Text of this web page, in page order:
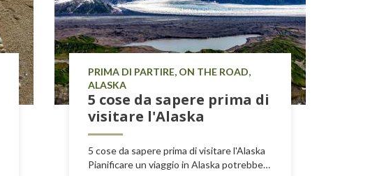
PRIMA DI PARTIRE, ON THE ROAD,
ALASKA
5 cose da sapere prima di
visitare l'Alaska
5 cose da sapere prima di visitare l'Alaska
Pianificare un viaggio in Alaska potrebbe…